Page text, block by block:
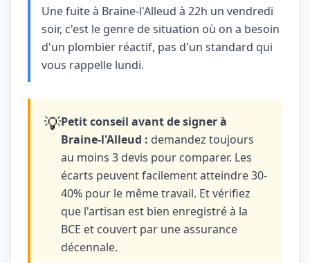
Une fuite à Braine-l'Alleud à 22h un vendredi
soir, c'est le genre de situation où on a besoin
d'un plombier réactif, pas d'un standard qui
vous rappelle lundi.
💡Petit conseil avant de signer à
Braine-l'Alleud : demandez toujours
au moins 3 devis pour comparer. Les
écarts peuvent facilement atteindre 30-
40% pour le même travail. Et vérifiez
que l'artisan est bien enregistré à la
BCE et couvert par une assurance
décennale.